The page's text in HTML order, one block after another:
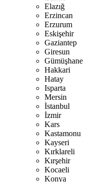
Elazığ
Erzincan
Erzurum
Eskişehir
Gaziantep
Giresun
Gümüşhane
Hakkari
Hatay
Isparta
Mersin
İstanbul
İzmir
Kars
Kastamonu
Kayseri
Kırklareli
Kırşehir
Kocaeli
Konya